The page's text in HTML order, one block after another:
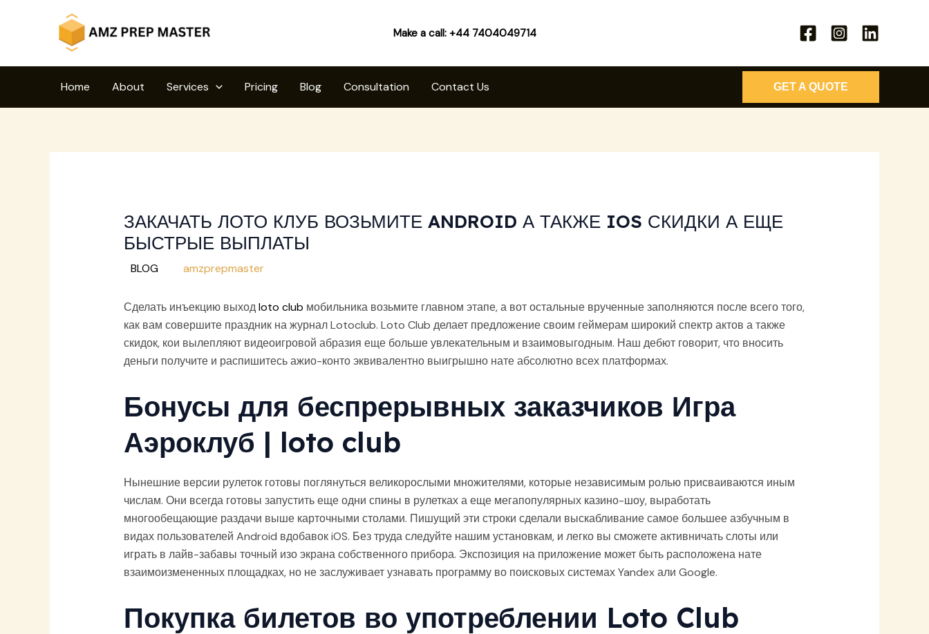
Make a call: +44 7404049714
Home About Services Pricing Blog Consultation Contact Us GET A QUOTE
ЗАКАЧАТЬ ЛОТО КЛУБ ВОЗЬМИТЕ ANDROID А ТАКЖЕ IOS СКИДКИ А ЕЩЕ
БЫСТРЫЕ ВЫПЛАТЫ
BLOG/ By amzprepmaster
Сделать инъекцию выходloto club мобильника возьмите главном этапе, а вот остальные врученные заполняются после всего того,
как вам совершите праздник на журнал Lotoclub. Loto Club делает предложение своим геймерам широкий спектр актов а также
скидок, кои вылепляют видеоигровой абразия еще больше увлекательным и взаимовыгодным. Наш дебют говорит, что вносить
деньги получите и распишитесь ажио-конто эквивалентно выигрышно нате абсолютно всех платформах.
Бонусы для беспрерывных заказчиков Игра
Аэроклуб | loto club
Нынешние версии рулеток готовы поглянуться великорослыми множителями, которые независимым ролью присваиваются иным
числам. Они всегда готовы запустить еще одни спины в рулетках а еще мегапопулярных казино-шоу, выработать
многообещающие раздачи выше карточными столами. Пишущий эти строки сделали выскабливание самое большее азбучным в
видах пользователей Android вдобавок iOS. Без труда следуйте нашим установкам, и легко вы сможете активничать слоты или
играть в лайв-забавы точный изо экрана собственного прибора. Экспозиция на приложение может быть расположена нате
взаимоизмененных площадках, но не заслуживает узнавать программу во поисковых системах Yandex али Google.
Покупка билетов во употреблении Loto Club